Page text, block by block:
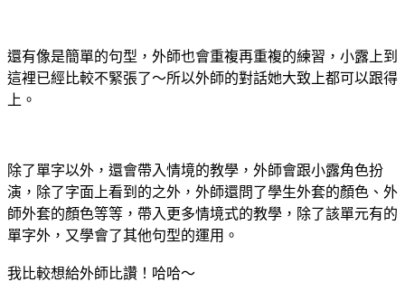
還有像是簡單的句型，外師也會重複再重複的練習，小露上到
這裡已經比較不緊張了～所以外師的對話她大致上都可以跟得
上。
除了單字以外，還會帶入情境的教學，外師會跟小露角色扮
演，除了字面上看到的之外，外師還問了學生外套的顏色、外
師外套的顏色等等，帶入更多情境式的教學，除了該單元有的
單字外，又學會了其他句型的運用。
我比較想給外師比讚！哈哈～